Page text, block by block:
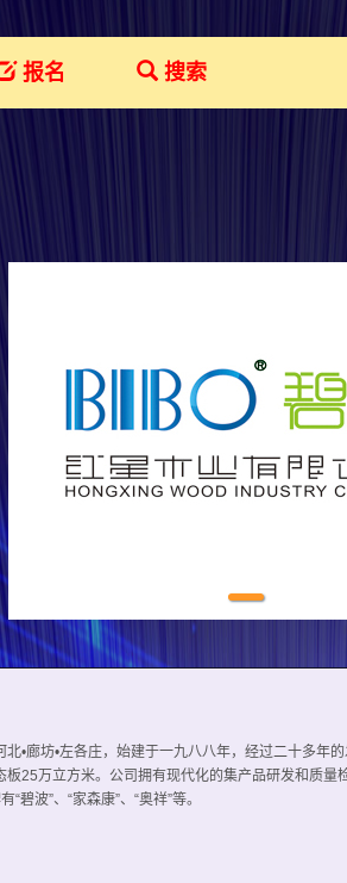
报名 搜索
•廊坊•左各庄，始建于一九八八年，经过二十多年
25万立方米。公司拥有现代化的集产品研发和质
波”、“家森康”、“奥祥”等。